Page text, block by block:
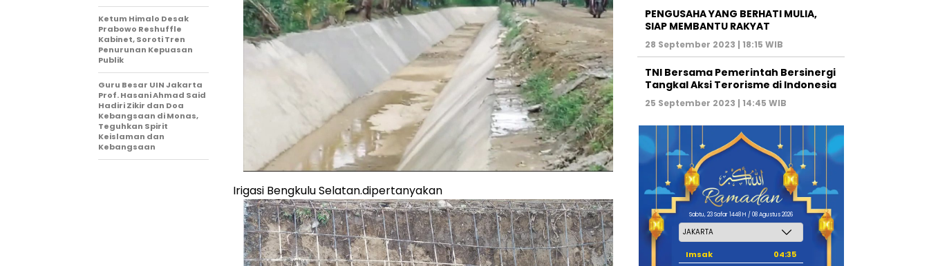
Irigasi Bengkulu Selatan.dipertanyakan
Ketum Himalo Desak
Prabowo Reshuffle
Kabinet, Soroti Tren
Penurunan Kepuasan
Publik
Guru Besar UIN Jakarta
Prof. Hasani Ahmad Said
Hadiri Zikir dan Doa
Kebangsaan di Monas,
Teguhkan Spirit
Keislaman dan
Kebangsaan
PENGUSAHA YANG BERHATI MULIA,
SIAP MEMBANTU RAKYAT
28 September 2023 | 18:15 WIB
TNI Bersama Pemerintah Bersinergi
Tangkal Aksi Terorisme di Indonesia
25 September 2023 | 14:45 WIB
Sabtu, 23 Safar 1448 H / 08 Agustus 2026
Imsak
04:35